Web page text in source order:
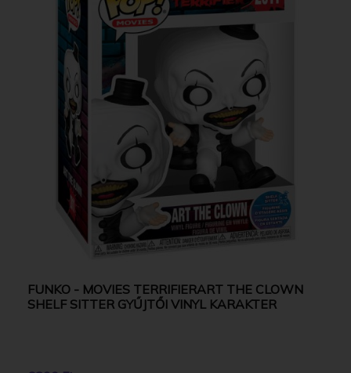
FUNKO - MOVIES TERRIFIERART THE CLOWN
SHELF SITTER GYŰJTŐI VINYL KARAKTER